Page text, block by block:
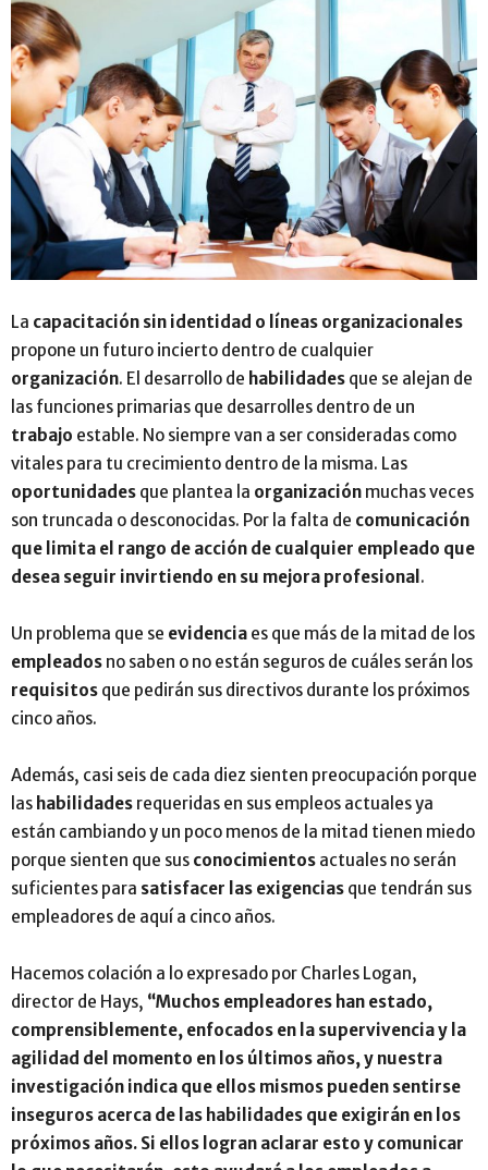
La capacitación sin identidad o líneas organizacionales
propone un futuro incierto dentro de cualquier
organización. El desarrollo de habilidades que se alejan de
las funciones primarias que desarrolles dentro de un
trabajo estable. No siempre van a ser consideradas como
vitales para tu crecimiento dentro de la misma. Las
oportunidades que plantea la organización muchas veces
son truncada o desconocidas. Por la falta de comunicación
que limita el rango de acción de cualquier empleado que
desea seguir invirtiendo en su mejora profesional .
Un problema que se evidencia es que más de la mitad de los
empleados no saben o no están seguros de cuáles serán los
requisitos que pedirán sus directivos durante los próximos
cinco años.
Además, casi seis de cada diez sienten preocupación porque
las habilidades requeridas en sus empleos actuales ya
están cambiando y un poco menos de la mitad tienen miedo
porque sienten que sus conocimientos actuales no serán
suficientes para satisfacer las exigencias que tendrán sus
empleadores de aquí a cinco años.
Hacemos colación a lo expresado por Charles Logan,
director de Hays, “Muchos empleadores han estado,
comprensiblemente, enfocados en la supervivencia y la
agilidad del momento en los últimos años, y nuestra
investigación indica que ellos mismos pueden sentirse
inseguros acerca de las habilidades que exigirán en los
próximos años. Si ellos logran aclarar esto y comunicar